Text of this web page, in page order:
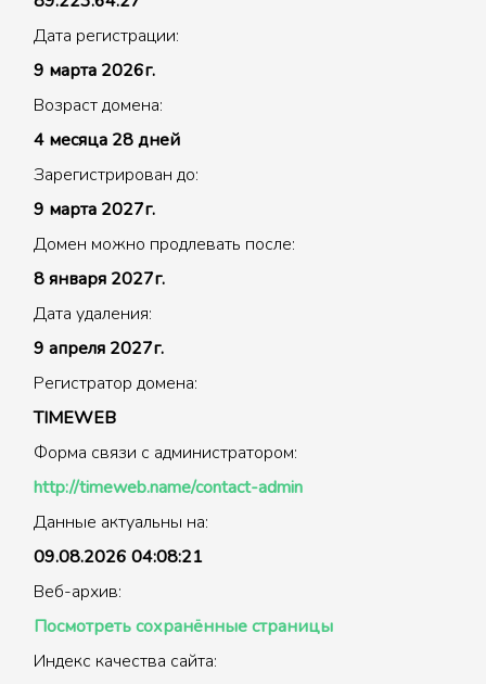
Дата регистрации:
9 марта 2026г.
Возраст домена:
4 месяца 28 дней
Зарегистрирован до:
9 марта 2027г.
Домен можно продлевать после:
8 января 2027г.
Дата удаления:
9 апреля 2027г.
Регистратор домена:
TIMEWEB
Форма связи с администратором:
http://timeweb.name/contact-admin
Данные актуальны на:
09.08.2026 04:08:21
Веб-архив:
Посмотреть сохранённые страницы
Индекс качества сайта: